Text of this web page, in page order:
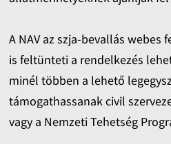
A NAV az szja-bevallás
is feltünteti a rendelkezés
minél többen a lehető
támogathassanak civil
vagy a Nemzeti Tehetség